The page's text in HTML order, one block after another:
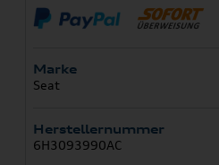
Marke
Seat
Herstellernummer
6H3093990AC